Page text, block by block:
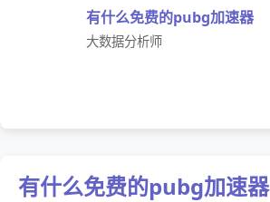
有什么免费的pubg加速器
大数据分析师
有什么免费的pubg加速器